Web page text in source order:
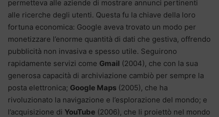
permetteva alle aziende di mostrare annunci pertinenti
alle ricerche degli utenti. Questa fu la chiave della loro
fortuna economica: Google aveva trovato un modo per
monetizzare l’enorme quantità di dati che gestiva, offrendo
pubblicità non invasiva e spesso utile. Seguirono
rapidamente servizi come Gmail (2004), che con la sua
generosa capacità di archiviazione cambiò per sempre la
posta elettronica; Google Maps (2005), che ha
rivoluzionato la navigazione e l’esplorazione del mondo; e
l’acquisizione di YouTube (2006), che li proiettò nel mondo